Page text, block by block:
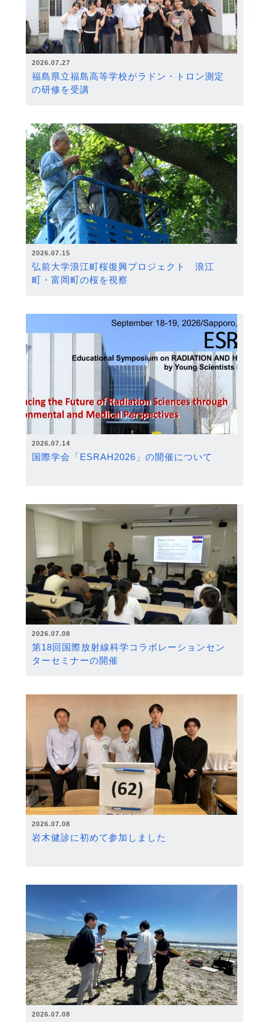
2026.07.27
福島県立福島高等学校がラドン・トロン測定
の研修を受講
2026.07.15
弘前大学浪江町桜復興プロジェクト 浪江
町・富岡町の桜を視察
2026.07.14
国際学会「ESRAH2026」の開催について
2026.07.08
第18回国際放射線科学コラボレーションセン
ターセミナーの開催
2026.07.08
岩木健診に初めて参加しました
2026.07.08